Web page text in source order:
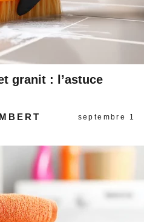
granit : l’astuce
septembre 1